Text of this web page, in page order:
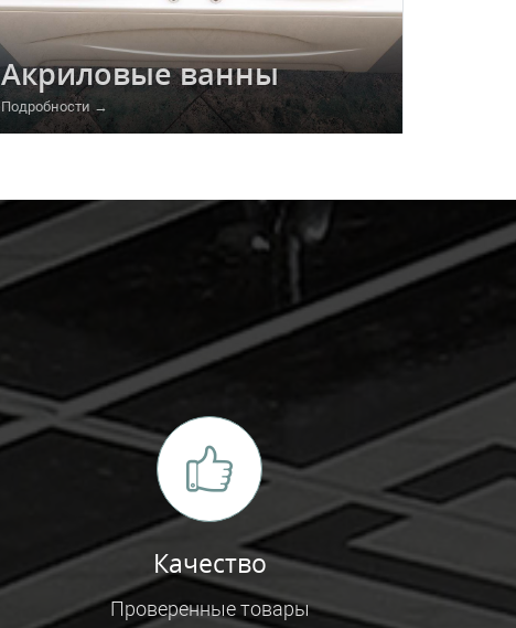
Акриловые ванны
Подробности →
Качество
Проверенные товары